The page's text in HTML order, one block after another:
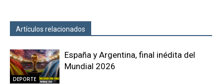
Artículos relacionados
DEPORTE
España y Argentina, final inédita del
Mundial 2026